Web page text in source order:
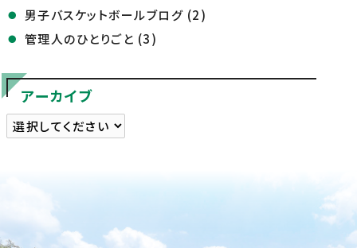
男子バスケットボールブログ (2)
管理人のひとりごと (3)
アーカイブ